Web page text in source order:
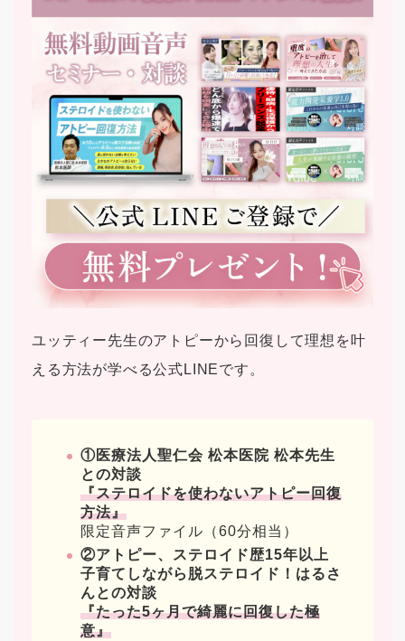
ユッティー先生のアトピーから回復して理想を叶
える方法が学べる公式LINEです。
①医療法人聖仁会 松本医院 松本先生
との対談
『ステロイドを使わないアトピー回復
方法』
限定音声ファイル（60分相当）
②アトピー、ステロイド歴15年以上
子育てしながら脱ステロイド！はるさ
んとの対談
『たった5ヶ月で綺麗に回復した極
意』